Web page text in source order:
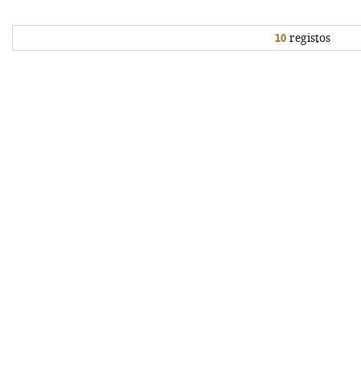
10registos